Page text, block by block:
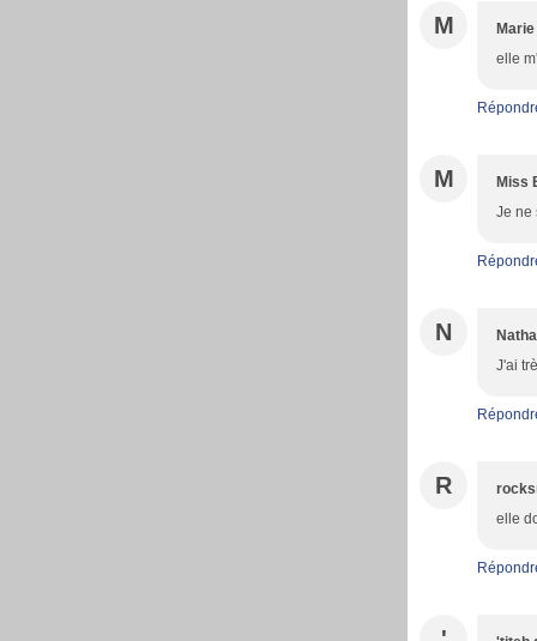
M
elle
M Miss
Je ne
N
J'ai
R
elle